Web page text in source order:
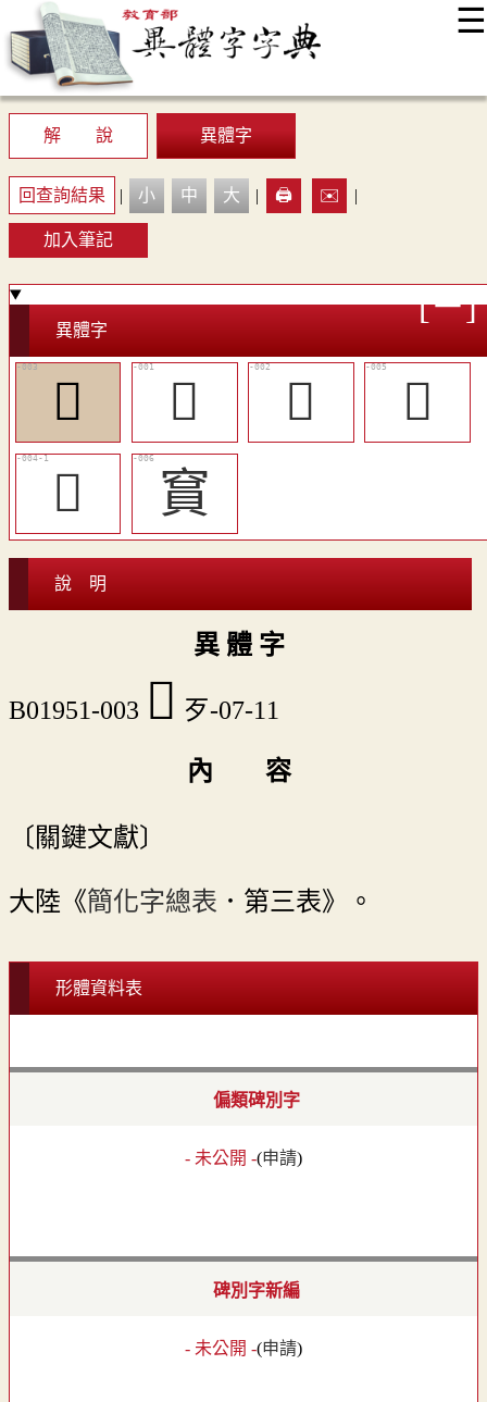
☰
最新消息
顯示模式
網站導覽
解 說
異體字
回查詢結果 | 小 中 大 | 🖨️ ✉️ |
加入筆記
異體字
󷴑 󷴏 󷴐
󷴓
󷴒
䆬
說 明
異 體 字
B01951-003 󷴑 歹-07-11
內 容
〔關鍵文獻〕
大陸《簡化字總表 ．第三表》。
形體資料表
偏類碑別字
- 未公開 -(申請)
碑別字新編
- 未公開 -(申請)